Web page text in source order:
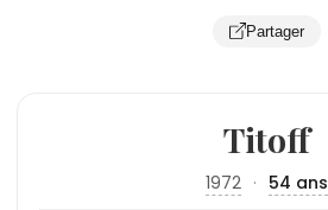
Partager
Titoff
1972 · 54 ans